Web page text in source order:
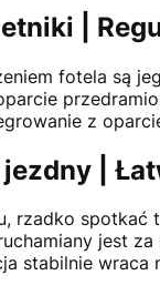
|
fotela są
z
|
rzadko spotkać
jest
stabilnie